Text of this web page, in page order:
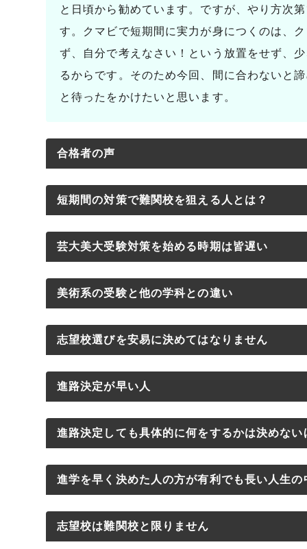
と日頃から勧めています。ですが、やり方次
す。クマビで短期間に実力が身につくのは、
ず、自分で考えなさい！という放置をせず、
るからです。そのため今回、間に合わないと
と待ったをかけたいと思います。
合格者の声
・志田 明彦
・新井 隼人
短期間の対策で難関校を狙える人とは？
クマビで短期間の対策で難関校に合格できる人
（１）指導したことをすぐにできること
「指導したことをすぐにできること」
指導したことをすぐにしてもらうことはとて
も、できるか？できないか？の差が生まれます
間に上達するといえます。なぜならばクマビ
れば５ヶ月程度で間に合うようにカリキュラ
意できるか？によって感覚を活かすことができ
芸大美大受験対策を始める時期は皆遅い
芸大美大受験の対策を始める時期は人によっ
ってから。浪人してから進路が定まる人も少
生の考えを断行されてしまい後でトラブルに
時反対され社会人になってから通い始める人
つれきった親御さんの顔を見るとやはり捨て
意を促しておきたい。子供の進路を決めるの
基本的に高校3年生や１浪の頃に人生の目標
人生を考えることも大切です。人並みに高校
美術系の受験と他の学科との違い
美術系の受験をする場合、それまでに高校
そこは美術以外の学科との大きな違いです。
がいるのは美術予備校のほかないからです。
とは簡単です。でも、課題の導入と指導と評
先生が「何も教えてくれない」という声だっ
す。それらは全て先生がよくわかっていない
将来を見据えた指導をしている先生のもとで
志望校選びを安易に決めてはなりません
芸大美大を受験することを決めた時期の遅
下げる人には共通点があります。
３．情報がない
間に合わないとの考えは、上で書いた通り間
美術の世界は食べていけないというのは誤解
はり、実力のある人は食べています。つまり
進路決定が早い人
芸大美大に進路を決めるのが早い人がいま
いますから、HPでもページを設けている通り
も間違った考えではありません。
進路決定が早ければ、浪人するよりも高校
進路決定しても具体的に何をするかは決めない
芸大美大は難関校になるほど大学に入って
す。難関校とは逆にFランクの大学になるほ
進学を早く決めた人の方が有利でも長い人生
高校3年生になるまでに進路を決めて美術予
せん。しかし、長い人生の中でそれほど大き
志望校は難関校と限りません